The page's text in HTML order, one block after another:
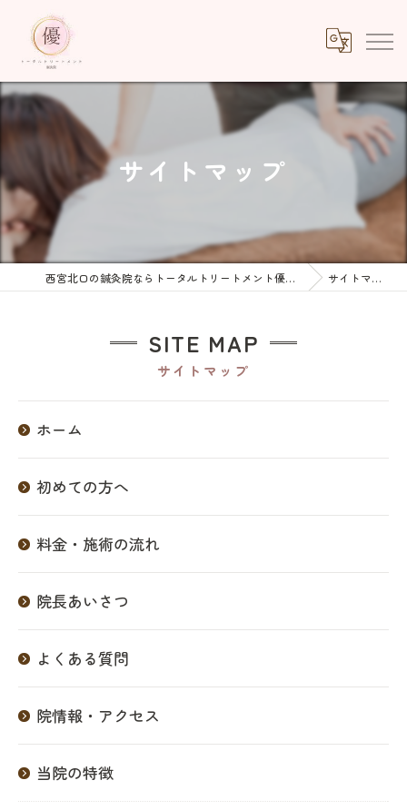
サイトマップ
西宮北口の鍼灸院ならトータルトリートメント優鍼灸院 サイトマップ
サイトマップ
SITE MAP
ホーム
初めての方へ
料金・施術の流れ
院長あいさつ
よくある質問
院情報・アクセス
当院の特徴